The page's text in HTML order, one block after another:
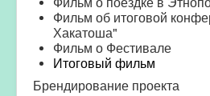
Фильм об итоговой
Хакатоша"
Фильм о Фестивале
Итоговый фильм
Брендирование проекта